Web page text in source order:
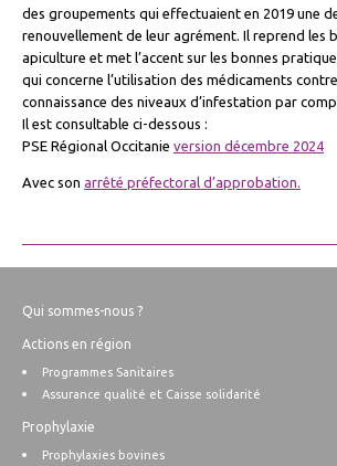
des groupements qui effectuaient en 2019 une
renouvellement de leur agrément. Il reprend les
apiculture et met l’accent sur les bonnes
qui concerne l’utilisation des médicaments
connaissance des niveaux d’infestation par
Il est consultable ci-dessous :
PSE Régional Occitanie version décembre 2024
Avec son arrêté préfectoral d’approbation.
Qui sommes-nous ?
Actions en région
Programmes Sanitaires
Assurance qualité et Caisse solidarité
Prophylaxie
Prophylaxies bovines